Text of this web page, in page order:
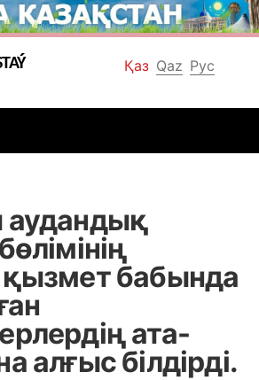
Қаз Qaz Рус
бабында
ата-
алғыс білдірді.